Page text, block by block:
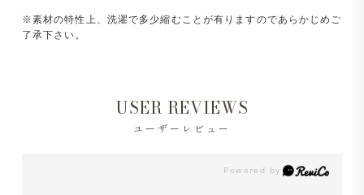
※素材の特性上、洗濯で多少縮むことが有りますのであらかじめご
了承下さい。
USER REVIEWS
ユーザーレビュー